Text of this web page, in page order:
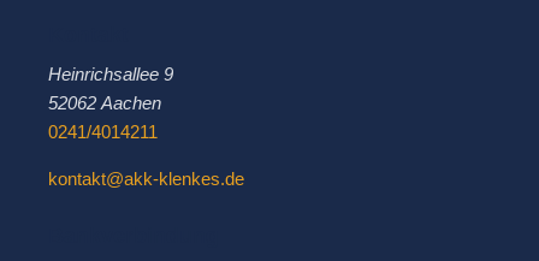
Heinrichsallee 9
52062 Aachen
0241/4014211
kontakt@akk-klenkes.de